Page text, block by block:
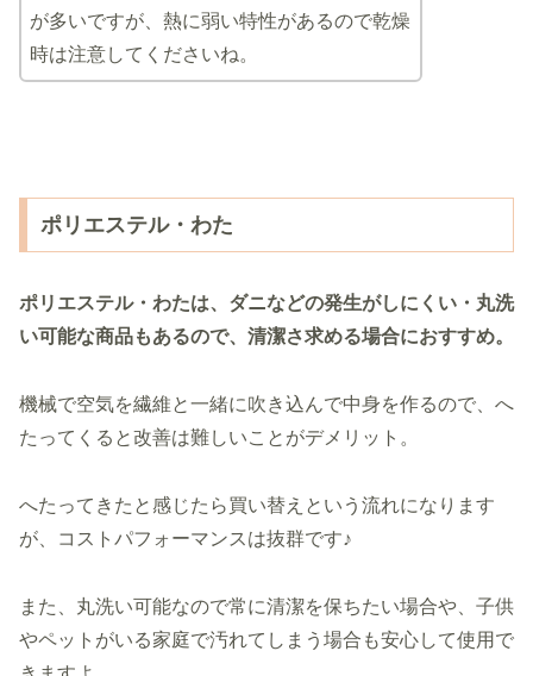
が多いですが、熱に弱い特性があるので乾燥
時は注意してくださいね。
ポリエステル・わた
ポリエステル・わたは、 ダニなどの発生がしにくい・丸洗
い可能な商品もあるので、清潔さ求める場合におすすめ。
機械で空気を繊維と一緒に吹き込んで中身を作るので、へ
たってくると改善は難しいことがデメリット。
へたってきたと感じたら買い替えという流れになります
が、コストパフォーマンスは抜群です♪
また、丸洗い可能なので常に清潔を保ちたい場合や、子供
やペットがいる家庭で汚れてしまう場合も安心して使用で